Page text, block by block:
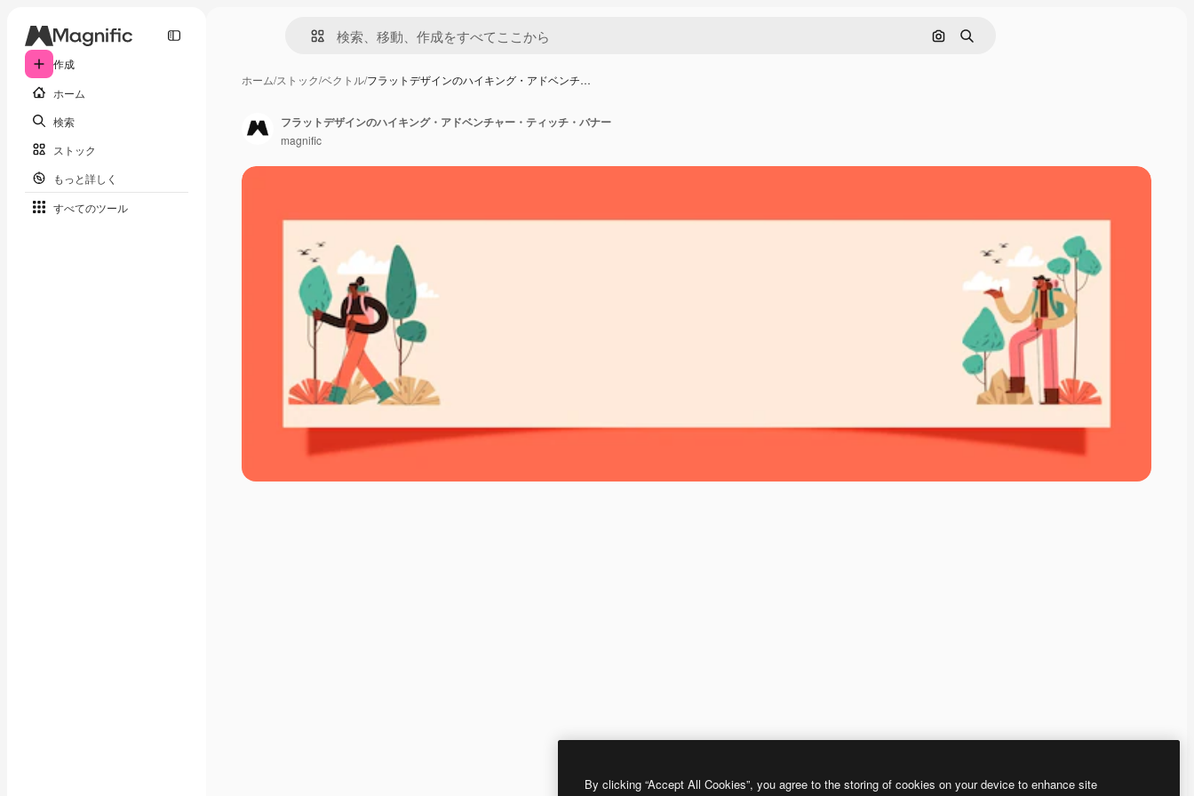
作成
ホーム
検索
ストック
もっと詳しく
すべてのツール
画像で検索
検索
ホーム/ストック/ベクトル/フラットデザインのハイキング・アドベンチ…
フラットデザインのハイキング・アドベンチャー・ティッチ・バナー
magnific
By clicking “Accept All Cookies”, you agree to the storing of cookies on your device to enhance site